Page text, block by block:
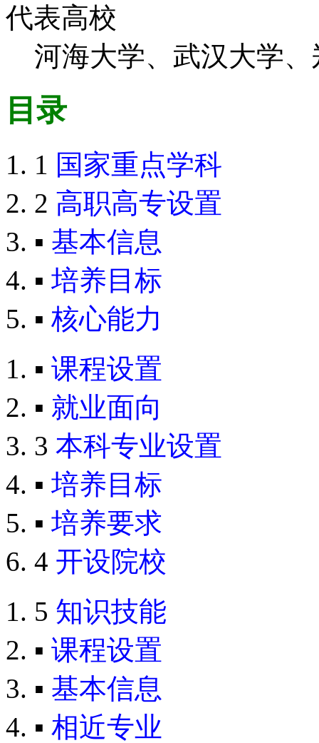
代表高校
河海大学、武汉大学
目录
1 国家重点学科
2 高职高专设置
▪ 基本信息
▪ 培养目标
▪ 核心能力
▪ 课程设置
▪ 就业面向
3 本科专业设置
▪ 培养目标
▪ 培养要求
4 开设院校
5 知识技能
▪ 课程设置
▪ 基本信息
▪ 相近专业